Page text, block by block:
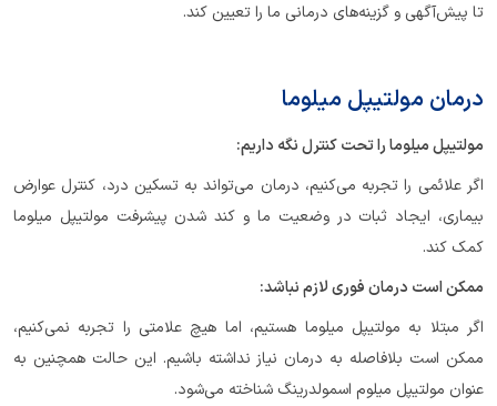
تا پیش‌آگهی و گزینه‌های درمانی ما را تعیین کند.
درمان مولتیپل میلوما
مولتیپل میلوما را تحت کنترل نگه داریم:
اگر علائمی را تجربه می‌کنیم، درمان می‌تواند به تسکین درد، کنترل عوارض
بیماری، ایجاد ثبات در وضعیت ما و کند شدن پیشرفت مولتیپل میلوما
کمک کند.
ممکن است درمان فوری لازم نباشد:
اگر مبتلا به مولتیپل میلوما هستیم، اما هیچ علامتی را تجربه نمی‌کنیم،
ممکن است بلافاصله به درمان نیاز نداشته باشیم. این حالت همچنین به
عنوان مولتیپل میلوم اسمولدرینگ شناخته می‌شود.